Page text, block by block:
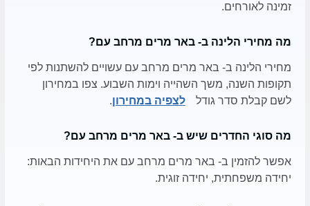
זמינה לאורחים.
מה מחירי הלינה ב- באר מרים מרחב עם?
מחירי הלינה ב- באר מרים מרחב עם עשויים להשתנות לפי
תקופות השנה, משך השהייה וימות השבוע. צפו במחירון
לשם קבלת סדר גודל
לצפיה במחירון.
מה סוגי החדרים שיש ב- באר מרים מרחב עם?
אפשר להזמין ב- באר מרים מרחב עם את היחידות הבאות:
יחידה משפחתית, יחידה זוגית.